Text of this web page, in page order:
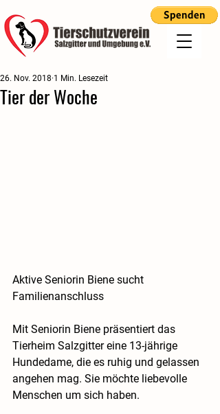
Tier der Woche
26. Nov. 2018 1 Min. Lesezeit
Aktive Seniorin Biene sucht
Familienanschluss
Mit Seniorin Biene präsentiert das
Tierheim Salzgitter eine 13-jährige
Hundedame, die es ruhig und gelassen
angehen mag. Sie möchte liebevolle
Menschen um sich haben.